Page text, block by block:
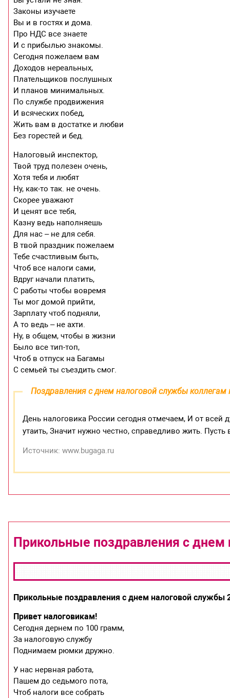
Законы изучаете
Вы и в гостях и дома.
Про НДС все знаете
И с прибылью знакомы.
Сегодня пожелаем вам
Доходов нереальных,
Плательщиков послушных
И планов минимальных.
По службе продвижения
И всяческих побед,
Жить вам в достатке и любви
Без горестей и бед.
Налоговый инспектор,
Твой труд полезен очень,
Хотя тебя и любят
Ну, как-то так. не очень.
Скорее уважают
И ценят все тебя,
Казну ведь наполняешь
Для нас – не для себя.
В твой праздник пожелаем
Тебе счастливым быть,
Чтоб все налоги сами,
Вдруг начали платить,
С работы чтобы вовремя
Ты мог домой прийти,
Зарплату чтоб подняли,
А то ведь – не ахти.
Ну, в общем, чтобы в жизни
Было все тип-топ,
Чтоб в отпуск на Багамы
С семьей ты съездить смог.
Поздравления с днем налоговой службы коллегам
День налоговика России сегодня отмечаем, И от
утаить, Значит нужно честно, справедливо жить.
Источник: www.bugaga.ru
Прикольные поздравления с
Прикольные поздравления с днем налоговой службы
Привет налоговикам!
Сегодня дернем по 100 грамм,
За налоговую службу
Поднимаем рюмки дружно.
У нас нервная работа,
Пашем до седьмого пота,
Чтоб налоги все собрать